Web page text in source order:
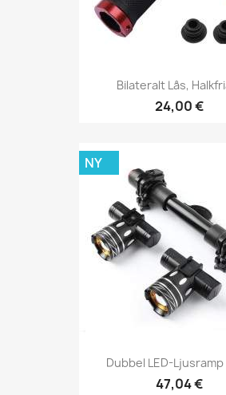
Bilateralt Lås,
24,00 €
Dubbel LED-Ljusramp
47,04 €
NY